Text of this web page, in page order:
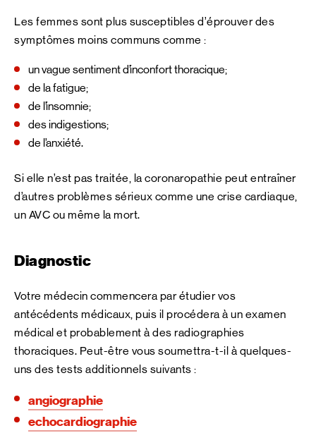
Les femmes sont plus susceptibles d’éprouver des
symptômes moins communs comme :
un vague sentiment d’inconfort thoracique;
de la fatigue;
de l’insomnie;
des indigestions;
de l’anxiété.
Si elle n’est pas traitée, la coronaropathie peut entraîner
d’autres problèmes sérieux comme une crise cardiaque,
un AVC ou même la mort.
Diagnostic
Votre médecin commencera par étudier vos
antécédents médicaux, puis il procédera à un examen
médical et probablement à des radiographies
thoraciques. Peut-être vous soumettra-t-il à quelques-
uns des tests additionnels suivants :
angiographie
echocardiographie